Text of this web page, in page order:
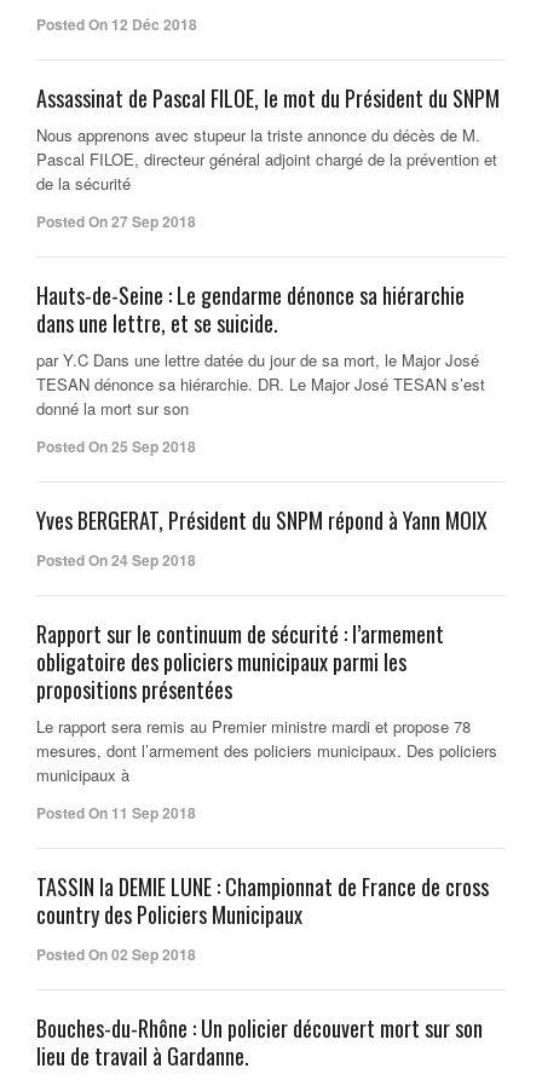
Posted On 12 Déc 2018
Assassinat de Pascal FILOE, le mot du Président du SNPM
Nous apprenons avec stupeur la triste annonce du décès de M.
Pascal FILOE, directeur général adjoint chargé de la prévention et
de la sécurité
Posted On 27 Sep 2018
Hauts-de-Seine : Le gendarme dénonce sa hiérarchie
dans une lettre, et se suicide.
par Y.C Dans une lettre datée du jour de sa mort, le Major José
TESAN dénonce sa hiérarchie. DR. Le Major José TESAN s’est
donné la mort sur son
Posted On 25 Sep 2018
Yves BERGERAT, Président du SNPM répond à Yann MOIX
Posted On 24 Sep 2018
Rapport sur le continuum de sécurité : l’armement
obligatoire des policiers municipaux parmi les
propositions présentées
Le rapport sera remis au Premier ministre mardi et propose 78
mesures, dont l’armement des policiers municipaux. Des policiers
municipaux à
Posted On 11 Sep 2018
TASSIN la DEMIE LUNE : Championnat de France de cross
country des Policiers Municipaux
Posted On 02 Sep 2018
Bouches-du-Rhône : Un policier découvert mort sur son
lieu de travail à Gardanne.